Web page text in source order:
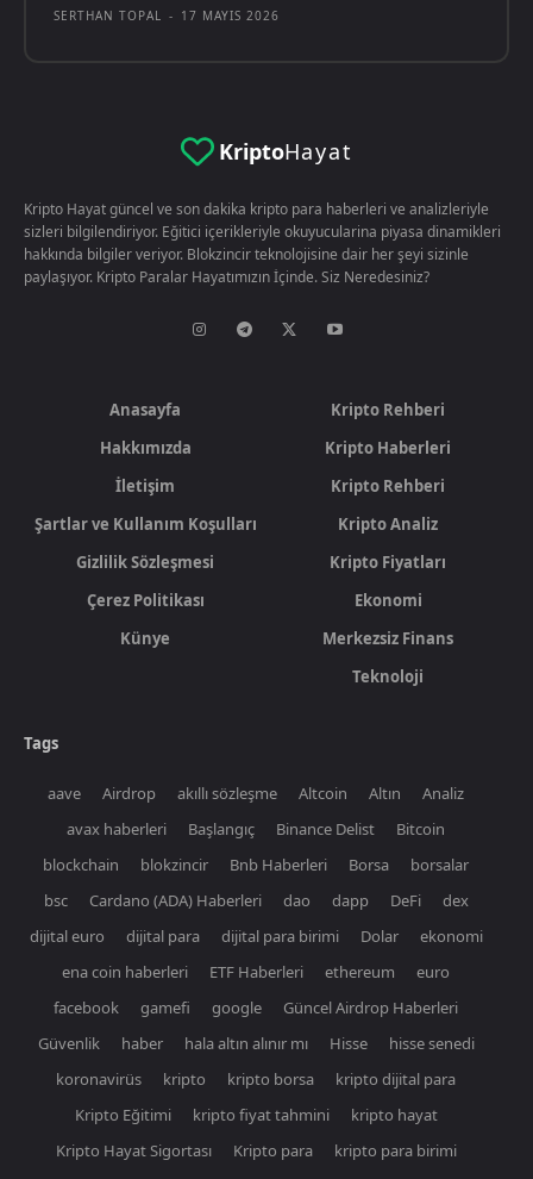
SERTHAN TOPAL - 17 MAYIS 2026
KriptoHayat
Kripto Hayat güncel ve son dakika kripto para haberleri ve analizleriyle
sizleri bilgilendiriyor. Eğitici içerikleriyle okuyucularina piyasa dinamikleri
hakkında bilgiler veriyor. Blokzincir teknolojisine dair her şeyi sizinle
paylaşıyor. Kripto Paralar Hayatımızın İçinde. Siz Neredesiniz?
Anasayfa
Hakkımızda
İletişim
Şartlar ve Kullanım Koşulları
Gizlilik Sözleşmesi
Çerez Politikası
Künye
Kripto Rehberi
Kripto Haberleri
Kripto Rehberi
Kripto Analiz
Kripto Fiyatları
Ekonomi
Merkezsiz Finans
Teknoloji
Tags
aave Airdrop akıllı sözleşme Altcoin Altın
Analiz
avax haberleri
Başlangıç Binance Delist
Bitcoin
blockchain
blokzincir Bnb Haberleri Borsa
borsalar
bsc
Cardano (ADA) Haberleri dao dapp DeFi
dex
dijital euro
dijital para dijital para birimi Dolar
ekonomi
ena coin haberleri
ETF Haberleri ethereum
euro
facebook
gamefi google
Güncel Airdrop Haberleri
Güvenlik
haber hala altın alınır mı Hisse
hisse senedi
koronavirüs
kripto kripto borsa
kripto dijital para
Kripto Eğitimi
kripto fiyat tahmini
kripto hayat
Kripto Hayat Sigortası
Kripto para
kripto para birimi